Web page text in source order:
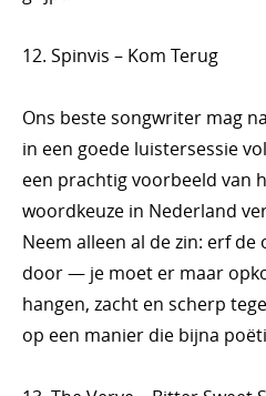
12. Spinvis – Kom Terug
Ons beste songwriter mag
in een goede luistersessie
een prachtig voorbeeld van
woordkeuze in Nederland
Neem alleen al de zin: erf
door — je moet er maar
hangen, zacht en scherp
op een manier die bijna